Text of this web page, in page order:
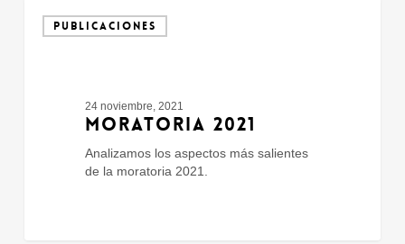
PUBLICACIONES
24 noviembre, 2021
MORATORIA 2021
Analizamos los aspectos más salientes
de la moratoria 2021.